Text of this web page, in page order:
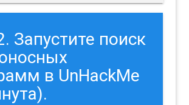
Запустите поиск
в UnHackMe